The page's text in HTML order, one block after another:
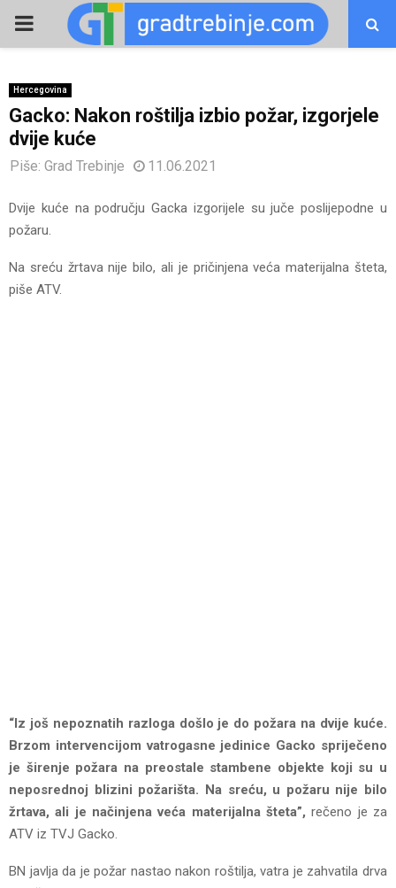
PRIMARY
Hercegovina
Gacko: Nakon roštilja izbio požar, izgorjele
dvije kuće
Piše: Grad Trebinje 11.06.2021
Dvije kuće na području Gacka izgorijele su juče poslijepodne u
požaru.
Na sreću žrtava nije bilo, ali je pričinjena veća materijalna šteta,
piše ATV.
“Iz još nepoznatih razloga došlo je do požara na dvije kuće.
Brzom intervencijom vatrogasne jedinice Gacko spriječeno
je širenje požara na preostale stambene objekte koji su u
neposrednoj blizini požarišta. Na sreću, u požaru nije bilo
žrtava, ali je načinjena veća materijalna šteta”, rečeno je za
ATV iz TVJ Gacko.
BN javlja da je požar nastao nakon roštilja, vatra je zahvatila drva